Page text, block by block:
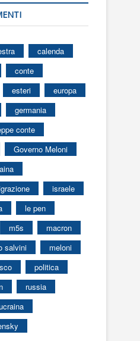
calenda
conte
esteri
europa
germania
conte
Governo Meloni
israele
le pen
m5s
macron
salvini
meloni
politica
russia